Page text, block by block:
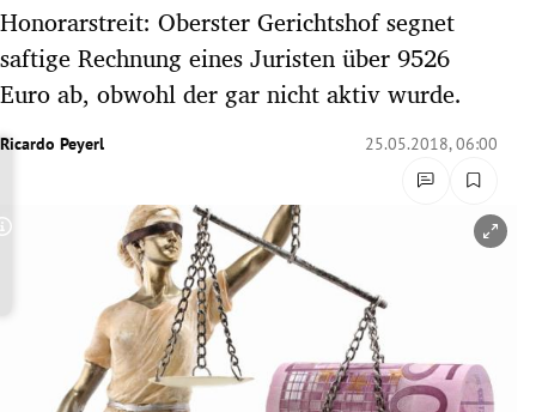
Untermenü
Untermenü
Untermenü
Untermenü
Untermenü
Honorarstreit: Oberster Gerichtshof segnet
saftige Rechnung eines Juristen über 9526
Euro ab, obwohl der gar nicht aktiv wurde.
Ricardo Peyerl 25.05.2018, 06:00
Copyright-Hinweis öffnen/schließen